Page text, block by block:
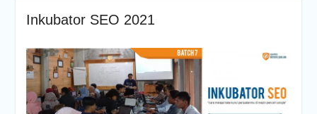
Inkubator SEO 2021